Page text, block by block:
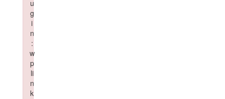
u
g
i
n
:
w
p
li
n
k